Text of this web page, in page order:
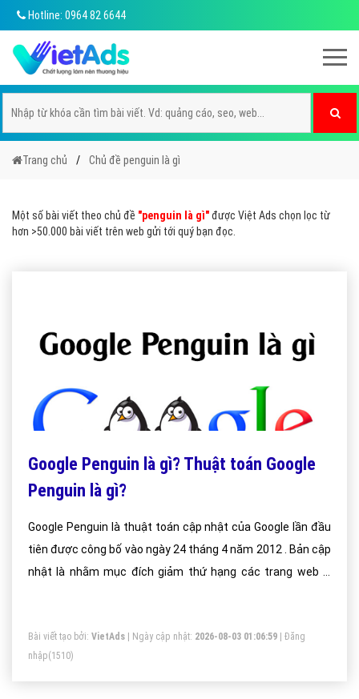
Hotline: 0964 82 6644
Trang chủ Chủ đề penguin là gì
Một số bài viết theo chủ đề "penguin là gì"được Việt Ads chọn lọc từ
hơn >50.000 bài viết trên web gửi tới quý bạn đọc.
Google Penguin là gì? Thuật toán Google
Penguin là gì?
Google Penguin là thuật toán cập nhật của Google lần đầu
tiên được công bố vào ngày 24 tháng 4 năm 2012 . Bản cập
nhật là nhằm mục đích giảm thứ hạng các trang web vi
Bài viết tạo bởi: VietAds | Ngày cập nhật: 2026-08-03 01:06:59
Đăng
nhập(1510)